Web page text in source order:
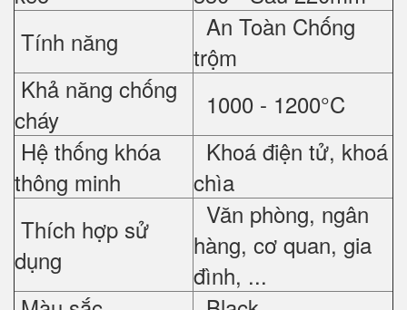
Tính năng
An Toàn Chống
trộm
Khả năng chống
cháy
1000 - 1200°C
Hệ thống khóa
thông minh
Khoá điện tử, khoá
chìa
Thích hợp sử
dụng
Văn phòng, ngân
hàng, cơ quan, gia
đình, ...